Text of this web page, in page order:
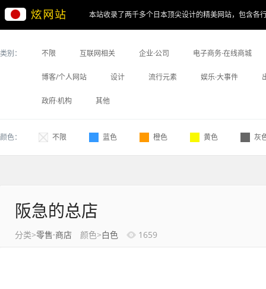
本站收录了两千多个日本顶尖设计的精美网站，包含各
类别： 不限 互联网相关 企业·公司 电子商务·在线商城
博客/个人网站 设计 流行元素 娱乐·大事件
政府·机构 其他
颜色： 不限 蓝色 橙色 黄色 灰
阪急的总店
分类>零售·商店 颜色>白色 1659